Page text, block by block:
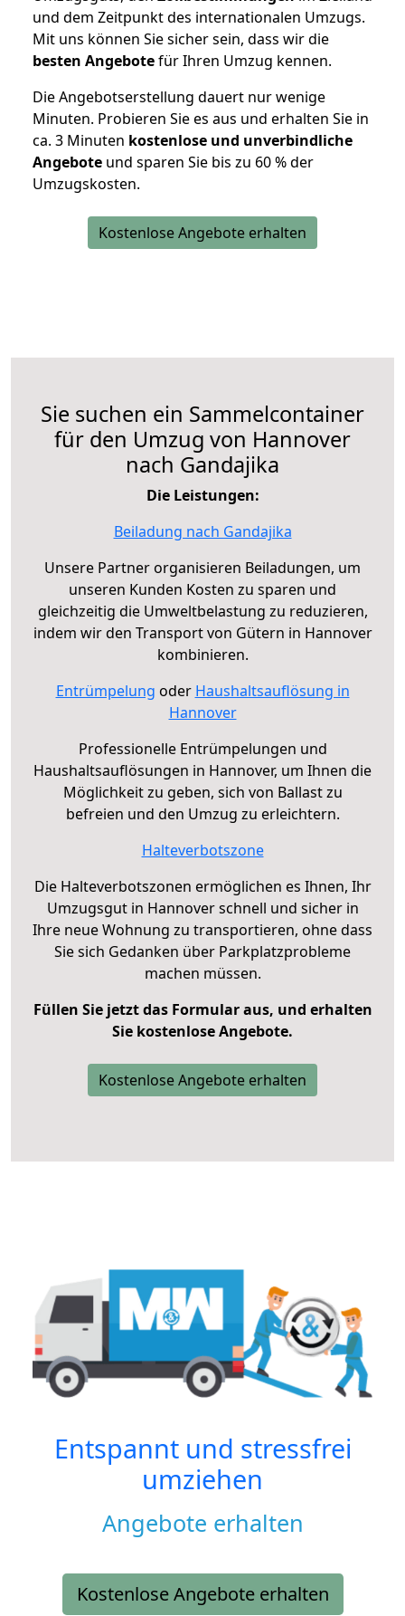
und dem Zeitpunkt des internationalen Umzugs.
Mit uns können Sie sicher sein, dass wir die
besten Angebotefür Ihren Umzug kennen.
Die Angebotserstellung dauert nur wenige
Minuten. Probieren Sie es aus und erhalten Sie in
ca. 3 Minuten kostenlose und unverbindliche
Angebote und sparen Sie bis zu 60 % der
Umzugskosten.
Kostenlose Angebote erhalten
Sie suchen ein Sammelcontainer
für den Umzug von Hannover
nach Gandajika
Die Leistungen:
Beiladung nach Gandajika
Unsere Partner organisieren Beiladungen, um
unseren Kunden Kosten zu sparen und
gleichzeitig die Umweltbelastung zu reduzieren,
indem wir den Transport von Gütern in Hannover
kombinieren.
Entrümpelung oder Haushaltsauflösung in
Hannover
Professionelle Entrümpelungen und
Haushaltsauflösungen in Hannover, um Ihnen die
Möglichkeit zu geben, sich von Ballast zu
befreien und den Umzug zu erleichtern.
Halteverbotszone
Die Halteverbotszonen ermöglichen es Ihnen, Ihr
Umzugsgut in Hannover schnell und sicher in
Ihre neue Wohnung zu transportieren, ohne dass
Sie sich Gedanken über Parkplatzprobleme
machen müssen.
Füllen Sie jetzt das Formular aus, und erhalten
Sie kostenlose Angebote.
Kostenlose Angebote erhalten
Entspannt und stressfrei
umziehen
Angebote erhalten
Kostenlose Angebote erhalten